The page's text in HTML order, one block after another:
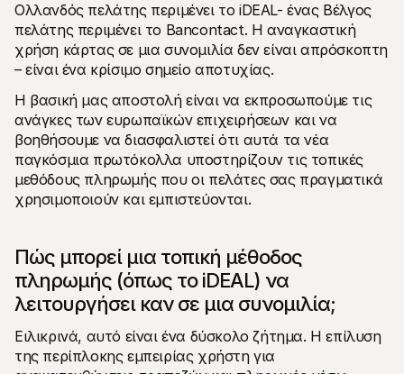
Ολλανδός πελάτης περιμένει το iDEAL- ένας Βέλγος
πελάτης περιμένει το Bancontact. Η αναγκαστική
χρήση κάρτας σε μια συνομιλία δεν είναι απρόσκοπτη
– είναι ένα κρίσιμο σημείο αποτυχίας.
Η βασική μας αποστολή είναι να εκπροσωπούμε τις
ανάγκες των ευρωπαϊκών επιχειρήσεων και να
βοηθήσουμε να διασφαλιστεί ότι αυτά τα νέα
παγκόσμια πρωτόκολλα υποστηρίζουν τις τοπικές
μεθόδους πληρωμής που οι πελάτες σας πραγματικά
χρησιμοποιούν και εμπιστεύονται.
Πώς μπορεί μια τοπική μέθοδος
πληρωμής (όπως το iDEAL) να
λειτουργήσει καν σε μια συνομιλία;
Ειλικρινά, αυτό είναι ένα δύσκολο ζήτημα. Η επίλυση
της περίπλοκης εμπειρίας χρήστη για